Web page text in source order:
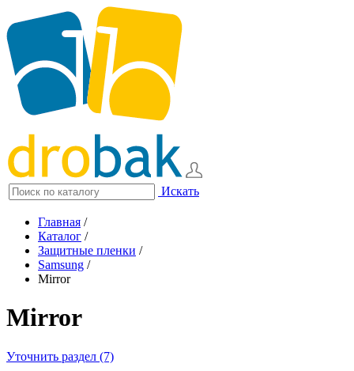
Искать
Главная /
Каталог /
Защитные пленки /
Samsung /
Mirror
Mirror
Уточнить раздел (7)